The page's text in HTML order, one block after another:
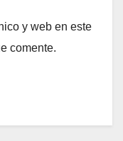
y web en este
comente.